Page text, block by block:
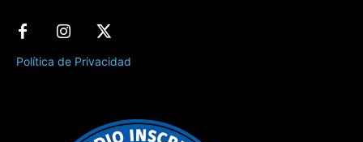
Política de Privacidad